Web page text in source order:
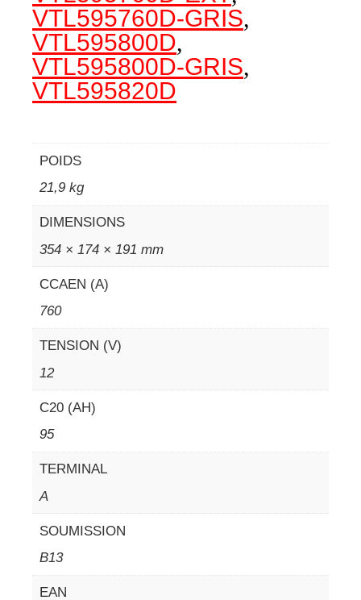
VTL595760D-GRIS,
VTL595800D,
VTL595800D-GRIS,
VTL595820D
POIDS
21,9 kg
DIMENSIONS
354 × 174 × 191 mm
CCAEN (A)
760
TENSION (V)
12
C20 (AH)
95
TERMINAL
A
SOUMISSION
B13
EAN